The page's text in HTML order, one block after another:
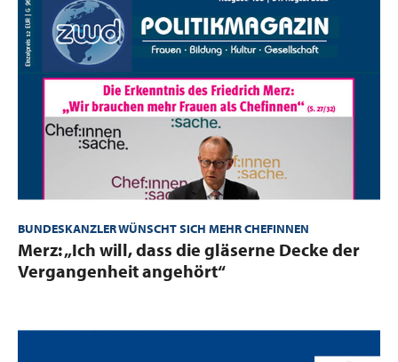
BUNDESKANZLER WÜNSCHT SICH MEHR CHEFINNEN
:Merz: „Ich will, dass die gläserne Decke der
Vergangenheit angehört“